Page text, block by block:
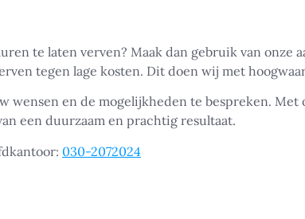
te laten verven? Maak dan gebruik van onze
tegen lage kosten. Dit doen wij met
wensen en de mogelijkheden te bespreken. Met
een duurzaam en prachtig resultaat.
030-2072024